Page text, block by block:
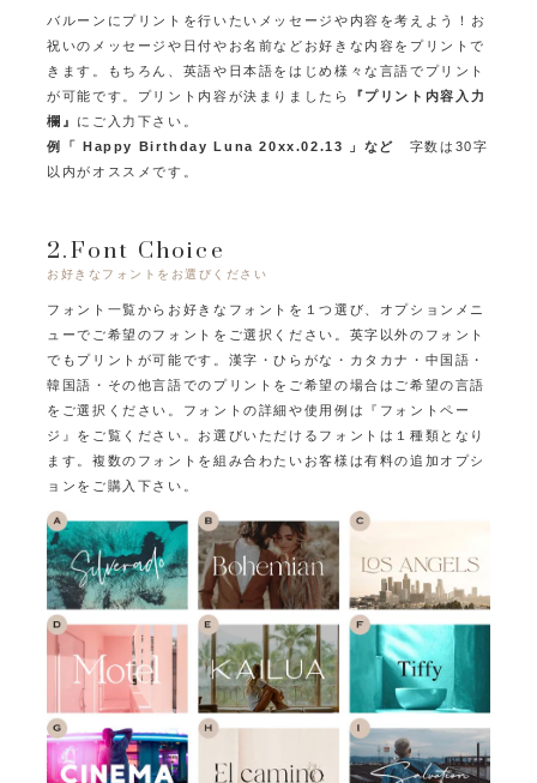
バルーンにプリントを行いたいメッセージや内容を考えよう！
お
祝いのメッセージや日付やお名前などお好きな内容をプリントで
きます。
もちろん、英語や日本語をはじめ様々な言語でプリント
が可能です。 プリント内容が決まりましたら
『プリント内容入力
欄』 にご入力下さい。
例「 Happy Birthday Luna 20xx.02.13 」など 字数は30字
以内がオススメです。
2.Font Choice
お好きなフォントをお選びください
フォント一覧からお好きなフォントを１つ選び、オプションメニ
ューでご希望のフォントをご選択ください。 英字以外のフォント
でもプリントが可能です。 漢字・ひらがな・カタカナ・中国語・
韓国語・その他言語でのプリントをご希望の場合はご希望の言語
をご選択ください。
フォントの詳細や使用例は『フォントペー
ジ』をご覧ください。 お選びいただけるフォントは１種類となり
ます。 複数のフォントを組み合わたいお客様は有料の追加オプシ
ョンをご購入下さい。